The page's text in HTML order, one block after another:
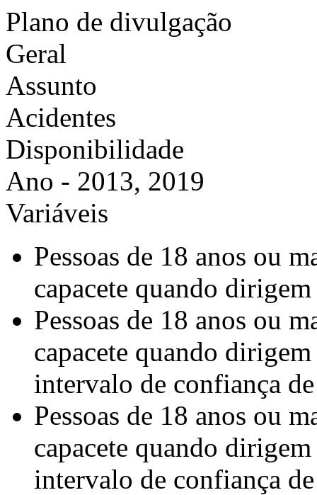
Plano de divulgação
Geral
Assunto
Acidentes
Disponibilidade
Ano - 2013, 2019
Variáveis
Pessoas de 18 anos ou
capacete quando
Pessoas de 18 anos ou
capacete quando
intervalo de confiança
Pessoas de 18 anos ou
capacete quando
intervalo de confiança